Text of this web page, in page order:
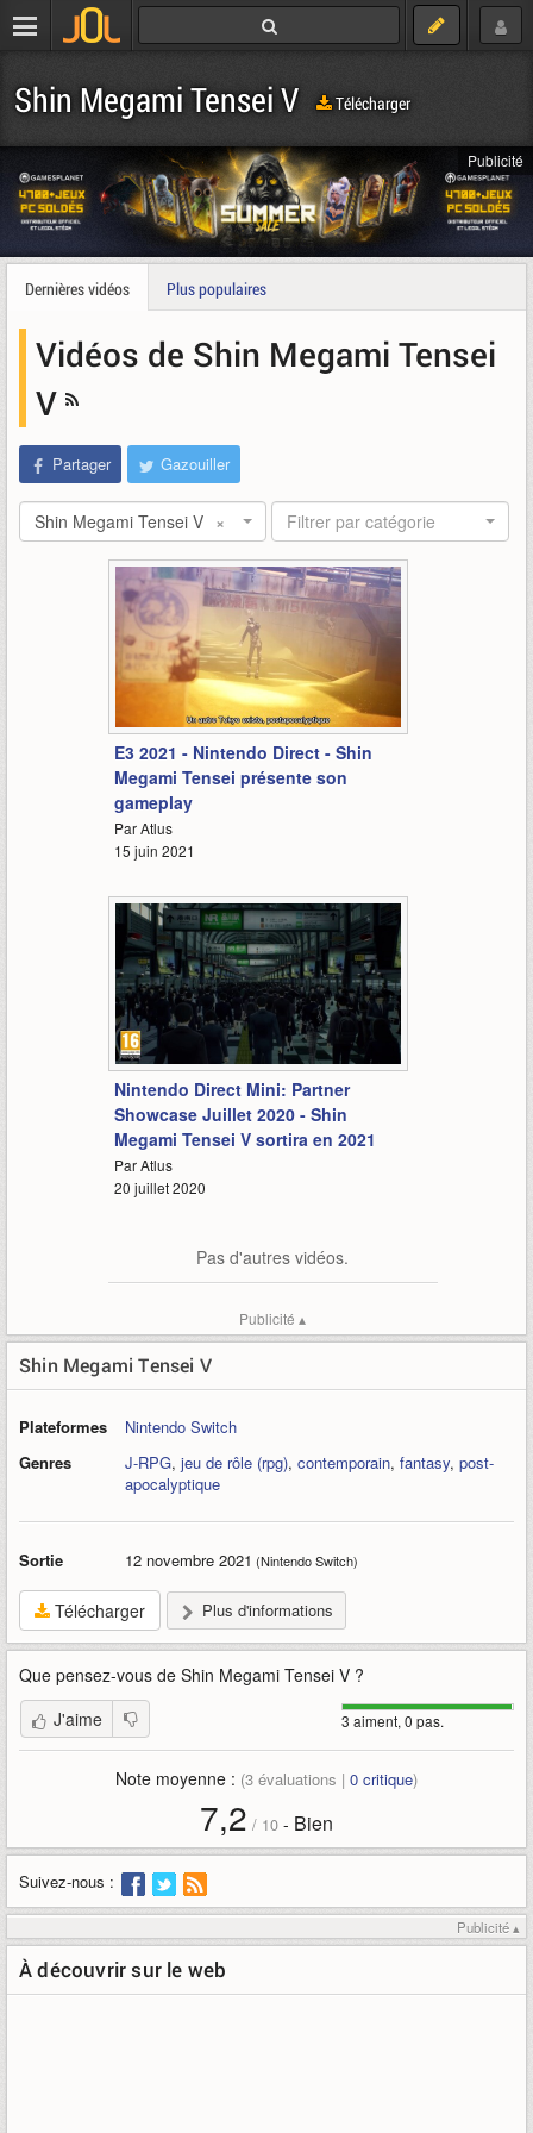
Shin Megami Tensei V Télécharger
Publicité
Dernières vidéos Plus populaires
Vidéos de Shin Megami Tensei
V
Partager Gazouiller
×
Shin Megami Tensei V Filtrer par catégorie
3:03
E3 2021 - Nintendo Direct - Shin
Megami Tensei présente son
gameplay
Par Atlus
15 juin 2021
Nintendo Direct Mini: Partner
Showcase Juillet 2020 - Shin
Megami Tensei V sortira en 2021
Par Atlus
20 juillet 2020
Pas d'autres vidéos.
Publicité ▴
Shin Megami Tensei V
Plateformes
Nintendo Switch
Genres
J-RPG, jeu de rôle (rpg), contemporain, fantasy, post-
apocalyptique
Sortie 12 novembre 2021 (Nintendo Switch)
Télécharger Plus d'informations
Que pensez-vous de Shin Megami Tensei V ?
3 aiment, 0 pas.
J'aime
Note moyenne : (3 évaluations | 0 critique)
7,2 / 10 - Bien
Suivez-nous :
Publicité ▴
À découvrir sur le web